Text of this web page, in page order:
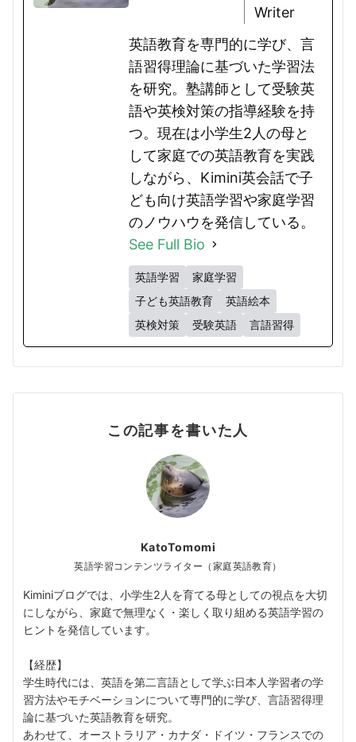
Writer
英語教育を専門的に学び、言
語習得理論に基づいた学習法
を研究。塾講師として受験英
語や英検対策の指導経験を持
つ。現在は小学生2人の母と
して家庭での英語教育を実践
しながら、Kimini英会話で子
ども向け英語学習や家庭学習
のノウハウを発信している。
See Full Bio
英語学習
家庭学習
子ども英語教育
英語絵本
英検対策
受験英語 言語習得
この記事を書いた人
KatoTomomi
英語学習コンテンツライター（家庭英語教育）
Kiminiブログでは、小学生2人を育てる母としての視点を大切
にしながら、家庭で無理なく・楽しく取り組める英語学習の
ヒントを発信しています。
【経歴】
学生時代には、英語を第二言語として学ぶ日本人学習者の学
習方法やモチベーションについて専門的に学び、言語習得理
論に基づいた英語教育を研究。
あわせて、オーストラリア・カナダ・ドイツ・フランスでの